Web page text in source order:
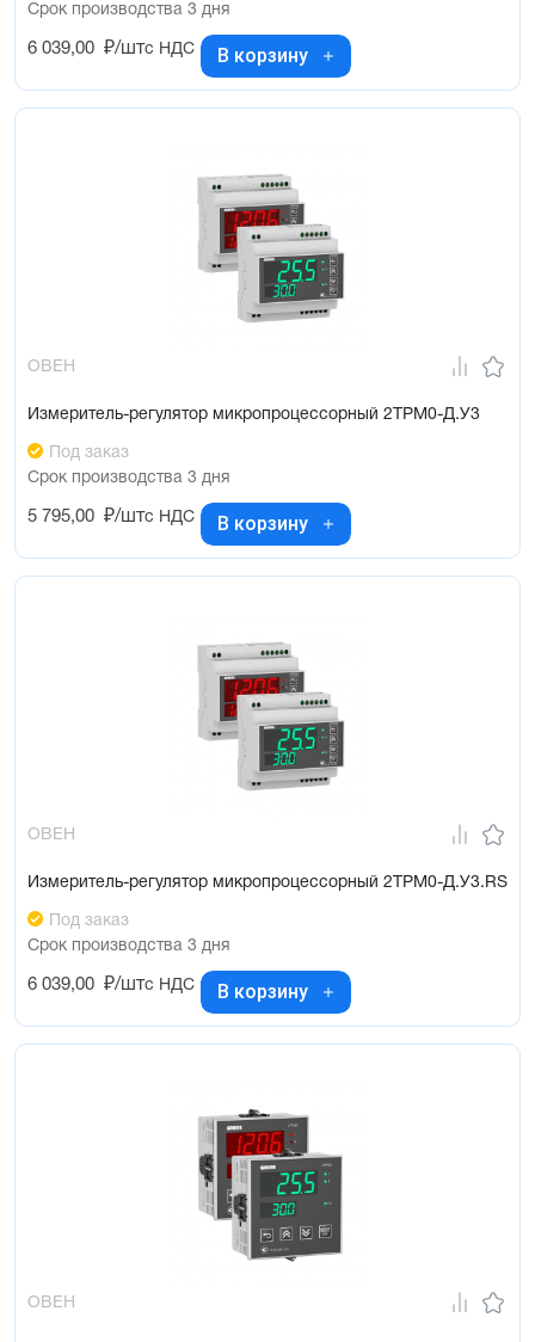
Срок производства 3 дня
6 039,00 ₽/штс НДС В корзину
ОВЕН
Измеритель-регулятор микропроцессорный 2ТРМ0-Д.У3
Под заказ
Срок производства 3 дня
5 795,00 ₽/штс НДС В корзину
ОВЕН
Измеритель-регулятор микропроцессорный 2ТРМ0-Д.У3.RS
Под заказ
Срок производства 3 дня
6 039,00 ₽/штс НДС В корзину
ОВЕН